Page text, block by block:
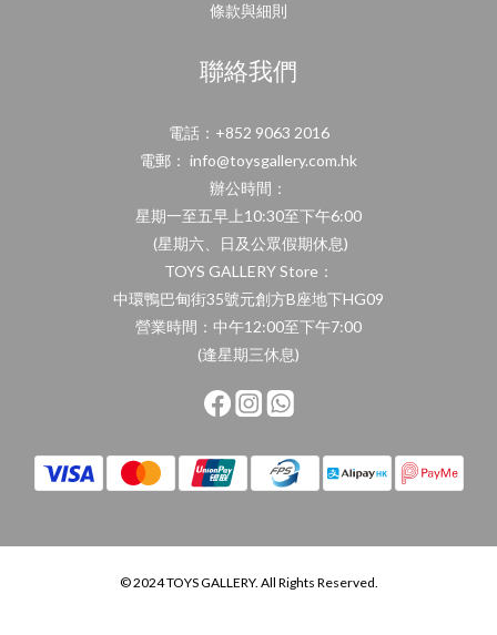
條款與細則
聯絡我們
電話：+852 9063 2016
電郵： info@toysgallery.com.hk
辦公時間：
星期一至五早上10:30至下午6:00
(星期六、日及公眾假期休息)
TOYS GALLERY Store：
中環鴨巴甸街35號元創方B座地下HG09
營業時間：中午12:00至下午7:00
(逢星期三休息)
© 2024 TOYS GALLERY. All Rights Reserved.